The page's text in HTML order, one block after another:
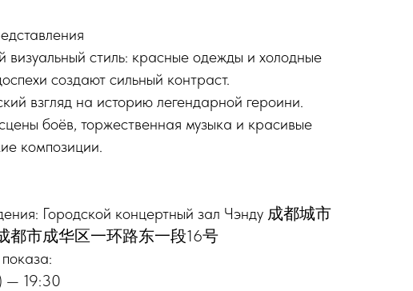
визуальный стиль: красные одежды и холодные
создают сильный контраст.
взгляд на историю легендарной героини.
боёв, торжественная музыка и красивые
композиции.
Городской концертный зал Чэнду 成都城市
都市成华区一环路东一段16号
— 19:30